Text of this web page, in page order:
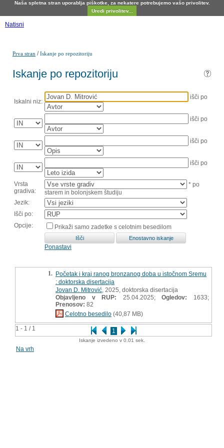
Naša spletna stran uporablja piškotke, za nekatere potrebujemo vašo privolitev.
Uredi privolitev...
Natisni
Prva stran /Iskanje po repozitoriju
Iskanje po repozitoriju
Iskalni niz:
išči po
išči po
išči po
išči po
Vrsta
gradiva:
* po
starem in bolonjskem študiju
Jezik:
Išči po:
Opcije:
Prikaži samo zadetke s celotnim besedilom
Ponastavi
1 - 1 / 1 1
1. Početak i kraj ranog bronzanog doba u istočnom Sremu
: doktorska disertacija
Jovan D. Mitrović , 2025, doktorska disertacija
Objavljeno v RUP: 25.04.2025;Ogledov:
1633;
Prenosov: 82
Celotno besedilo (40,87 MB)
Iskanje izvedeno v 0.01 sek.
Na vrh